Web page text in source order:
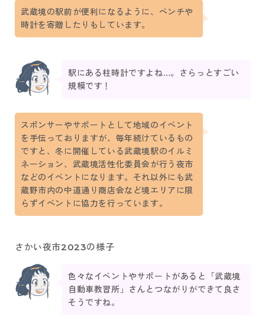
武蔵境の駅前が便利になるように、ベンチや
時計を寄贈したりもしています。
駅にある柱時計ですよね…。さらっとすごい
規模です！
スポンサーやサポートとして地域のイベント
を手伝っておりますが、毎年続けているもの
ですと、冬に開催している武蔵境駅のイルミ
ネーション、武蔵境活性化委員会が行う夜市
などのイベントになります。それ以外にも武
蔵野市内の中道通り商店会など境エリアに限
らずイベントに協力を行っています。
さかい夜市2023の様子
色々なイベントやサポートがあると「武蔵境
自動車教習所」さんとつながりができて良さ
そうですね。